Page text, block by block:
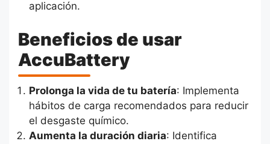
aplicación.
Beneficios de usar
AccuBattery
Prolonga la vida de tu batería: Implementa
hábitos de carga recomendados para reducir
el desgaste químico.
Aumenta la duración diaria: Identifica